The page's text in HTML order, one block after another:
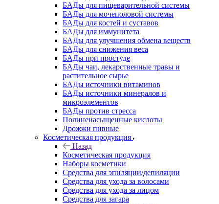
БАДы для пищеварительной системы
БАДы для мочеполовой системы
БАДы для костей и суставов
БАДы для иммунитета
БАДы для улучшения обмена веществ
БАДы для снижения веса
БАДы при простуде
БАДы чаи, лекарственные травы и
растительное сырье
БАДы источники витаминов
БАДы источники минералов и
микроэлементов
БАДы против стресса
Полиненасыщенные кислоты
Дрожжи пивные
Косметическая продукция
Назад
Косметическая продукция
Наборы косметики
Средства для эпиляции/депиляции
Средства для ухода за волосами
Средства для ухода за лицом
Средства для загара